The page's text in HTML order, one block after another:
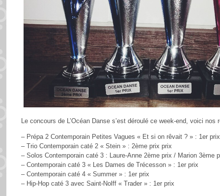
Le concours de L’Océan Danse s’est déroulé ce week-end, voici nos
– Prépa 2 Contemporain Petites Vagues « Et si on rêvait ? » : 1er
– Trio Contemporain caté 2 « Stein » : 2ème prix prix
– Solos Contemporain caté 3 : Laure-Anne 2ème prix / Marion 3ème
– Contemporain caté 3 « Les Dames de Trécesson » : 1er prix
– Contemporain caté 4 « Summer » : 1er prix
– Hip-Hop caté 3 avec Saint-Nolff « Trader » : 1er prix